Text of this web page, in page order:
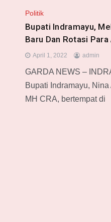
Politik
Bupati Indramayu,
Baru Dan Rotasi Para
April 1, 2022 admin
GARDA NEWS –
Bupati Indramayu, Nina
MH CRA, bertempat di